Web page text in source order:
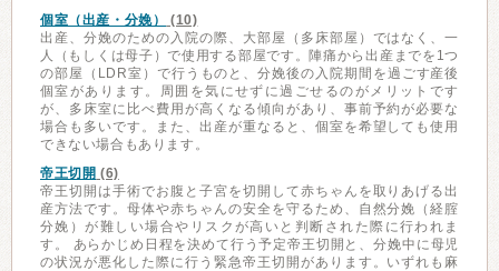
個室（出産・分娩）
(10)
出産、分娩のための入院の際、大部屋（多床部屋）ではなく、一
人（もしくは母子）で使用する部屋です。陣痛から出産までを1つ
の部屋（LDR室）で行うものと、分娩後の入院期間を過ごす産後
個室があります。周囲を気にせずに過ごせるのがメリットです
が、多床室に比べ費用が高くなる傾向があり、事前予約が必要な
場合も多いです。また、出産が重なると、個室を希望しても使用
できない場合もあります。
帝王切開 (6)
帝王切開は手術でお腹と子宮を切開して赤ちゃんを取りあげる出
産方法です。母体や赤ちゃんの安全を守るため、自然分娩（経腟
分娩）が難しい場合やリスクが高いと判断された際に行われま
す。 あらかじめ日程を決めて行う予定帝王切開と、分娩中に母児
の状況が悪化した際に行う緊急帝王切開があります。いずれも麻